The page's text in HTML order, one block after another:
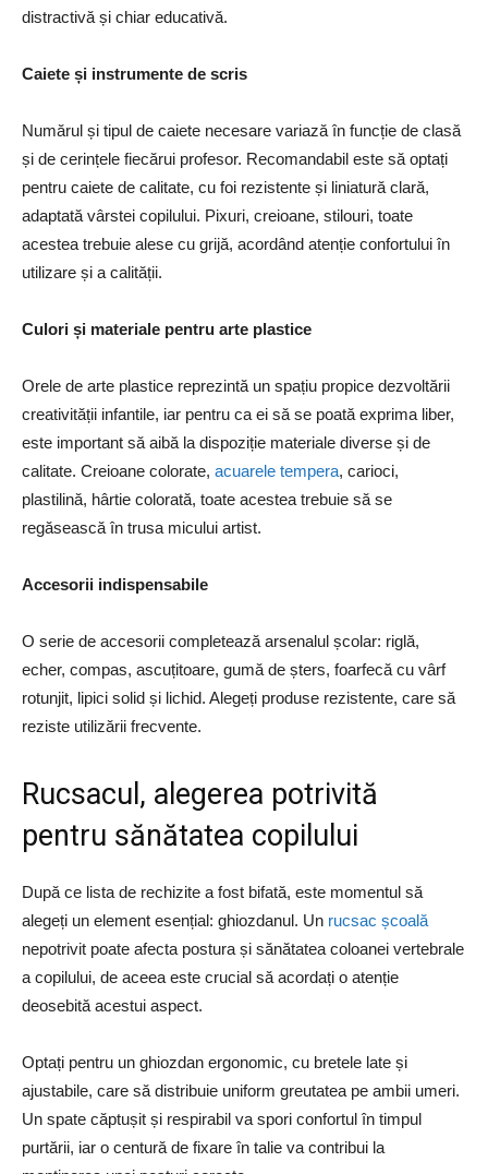
distractivă și chiar educativă.
Caiete și instrumente de scris
Numărul și tipul de caiete necesare variază în funcție de clasă
și de cerințele fiecărui profesor. Recomandabil este să optați
pentru caiete de calitate, cu foi rezistente și liniatură clară,
adaptată vârstei copilului. Pixuri, creioane, stilouri, toate
acestea trebuie alese cu grijă, acordând atenție confortului în
utilizare și a calității.
Culori și materiale pentru arte plastice
Orele de arte plastice reprezintă un spațiu propice dezvoltării
creativității infantile, iar pentru ca ei să se poată exprima liber,
este important să aibă la dispoziție materiale diverse și de
calitate. Creioane colorate, acuarele tempera, carioci,
plastilină, hârtie colorată, toate acestea trebuie să se
regăsească în trusa micului artist.
Accesorii indispensabile
O serie de accesorii completează arsenalul școlar: riglă,
echer, compas, ascuțitoare, gumă de șters, foarfecă cu vârf
rotunjit, lipici solid și lichid. Alegeți produse rezistente, care să
reziste utilizării frecvente.
Rucsacul, alegerea potrivită
pentru sănătatea copilului
După ce lista de rechizite a fost bifată, este momentul să
alegeți un element esențial: ghiozdanul. Un rucsac școală
nepotrivit poate afecta postura și sănătatea coloanei vertebrale
a copilului, de aceea este crucial să acordați o atenție
deosebită acestui aspect.
Optați pentru un ghiozdan ergonomic, cu bretele late și
ajustabile, care să distribuie uniform greutatea pe ambii umeri.
Un spate căptușit și respirabil va spori confortul în timpul
purtării, iar o centură de fixare în talie va contribui la